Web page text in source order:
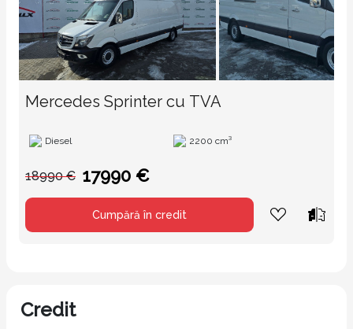
Mercedes Sprinter cu TVA
Diesel 2200 cm³
18990 € 17990 €
Cumpără în credit
Credit